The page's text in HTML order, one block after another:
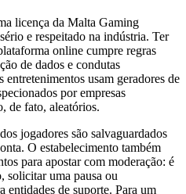
licença da Malta Gaming
e respeitado na indústria. Ter
online cumpre regras
de dados e condutas
usam geradores de
por empresas
de fato, aleatórios.
jogadores são salvaguardados
O estabelecimento também
para apostar com moderação: é
solicitar uma pausa ou
entidades de suporte. Para um